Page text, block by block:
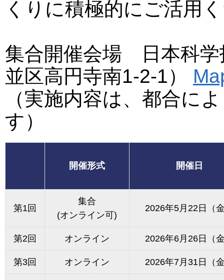
くりに積極的にご活用
集合開催会場 日本科学
並区高円寺南1-2-1）
（実施内容は、都合に
す）
開催形式 開催日
第1回
集合
(オンライン可)
2026年5月22日（
第2回 オンライン 2026年6月26日（
第3回 オンライン 2026年7月31日（